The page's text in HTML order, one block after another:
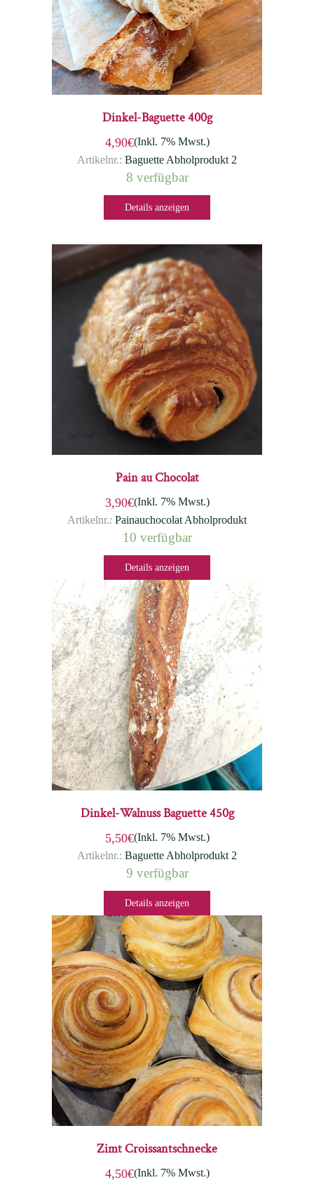
Dinkel-Baguette 400g
4,90€(Inkl. 7% Mwst.)
Artikelnr.: Baguette Abholprodukt 2
8 verfügbar
Details anzeigen
Pain au Chocolat
3,90€(Inkl. 7% Mwst.)
Artikelnr.: Painauchocolat Abholprodukt
10 verfügbar
Details anzeigen
Dinkel-Walnuss Baguette 450g
5,50€(Inkl. 7% Mwst.)
Artikelnr.: Baguette Abholprodukt 2
9 verfügbar
Details anzeigen
Zimt Croissantschnecke
4,50€(Inkl. 7% Mwst.)